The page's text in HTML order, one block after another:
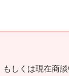
しくは現在商談